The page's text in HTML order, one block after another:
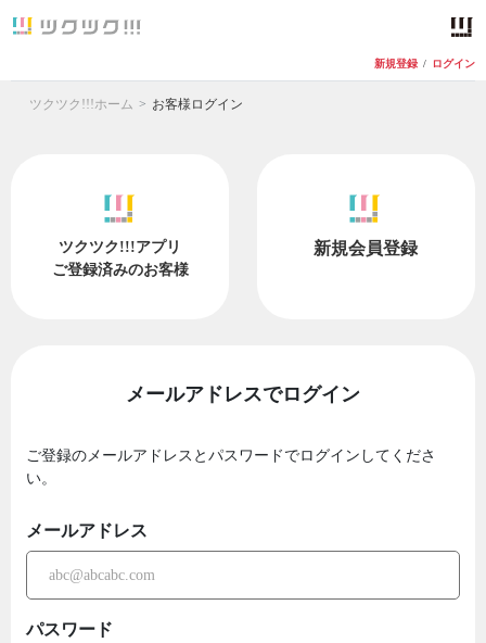
新規登録 / ログイン
ツクツク!!!ホーム お客様ログイン
ツクツク!!!アプリ
ご登録済みのお客様
新規会員登録
メールアドレスでログイン
ご登録のメールアドレスとパスワードでログインしてくださ
い。
メールアドレス
パスワード